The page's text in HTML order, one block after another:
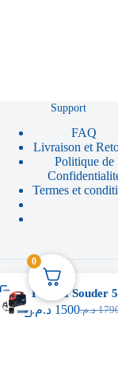
Support
FAQ
Livraison et
Politique de
Termes et
© 2024
د.م.1500 د.م.
0